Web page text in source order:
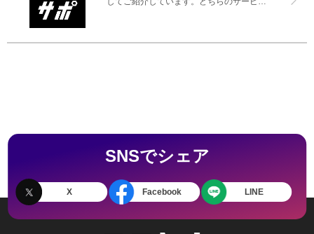
てください。
SNSでシェア
X Facebook LINE